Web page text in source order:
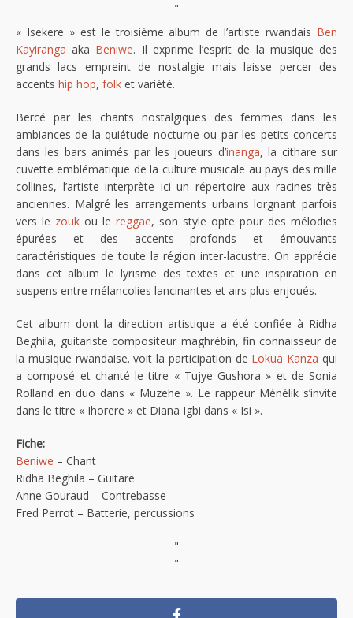
"
« Isekere » est le troisième album de l’artiste rwandais Ben
Kayiranga aka Beniwe. Il exprime l’esprit de la musique des
grands lacs empreint de nostalgie mais laisse percer des
accents hip hop, folk et variété.
Bercé par les chants nostalgiques des femmes dans les
ambiances de la quiétude nocturne ou par les petits concerts
dans les bars animés par les joueurs d’inanga, la cithare sur
cuvette emblématique de la culture musicale au pays des mille
collines, l’artiste interprète ici un répertoire aux racines très
anciennes. Malgré les arrangements urbains lorgnant parfois
vers le zouk ou le reggae, son style opte pour des mélodies
épurées et des accents profonds et émouvants
caractéristiques de toute la région inter-lacustre. On apprécie
dans cet album le lyrisme des textes et une inspiration en
suspens entre mélancolies lancinantes et airs plus enjoués.
Cet album dont la direction artistique a été confiée à Ridha
Beghila, guitariste compositeur maghrébin, fin connaisseur de
la musique rwandaise. voit la participation de Lokua Kanza qui
a composé et chanté le titre « Tujye Gushora » et de Sonia
Rolland en duo dans « Muzehe ». Le rappeur Ménélik s’invite
dans le titre « Ihorere » et Diana Igbi dans « Isi ».
Fiche:
Beniwe – Chant
Ridha Beghila – Guitare
Anne Gouraud – Contrebasse
Fred Perrot – Batterie, percussions
"
"